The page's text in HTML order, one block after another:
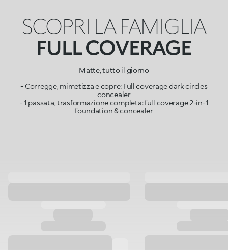
SCOPRI LA FAMIGLIA
FULL COVERAGE
Matte, tutto il giorno
- Corregge, mimetizza e copre: Full coverage dark circles
concealer
- 1 passata, trasformazione completa: full coverage 2-in-1
foundation & concealer